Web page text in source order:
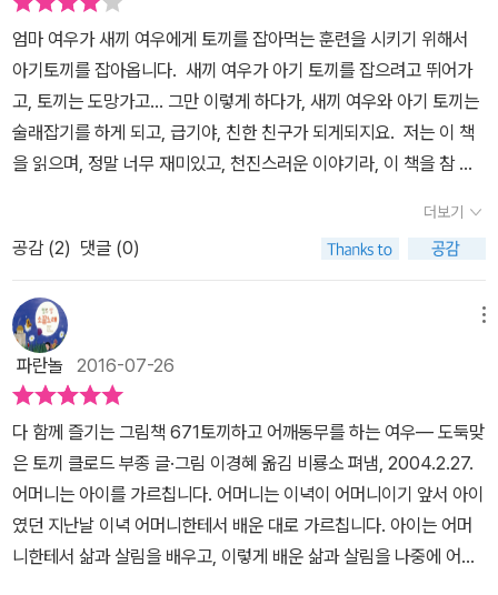
침 큰 어미 여우가 와서 훼방을 놓았어요. 그래서 아들 여우에게 내일
자노를 꼭 먹어야 한다고 했어요. 하지만 꼬마 여우가 자노를 먹어버
릴리 없죠. 그래서 엄마가 자는 동안 자노를 풀어 줬어요. 자노는 자신
의 뺨을 꼬집으며 중얼거렸어요.'이게 꿈이야? 생시야?' 자노는 그 길
로 당장 엄마에게 달려갔어요. 엄마는 두 팔을 활짝 벌려 자노를 꽉 껴
안으며 소리쳤지요. '이건 기적이야!' 그리고 그 둘은 너무 기뻤고 다
시 예전과 같은 날들이 흘러갔어요. 모든 토끼는 당근을 갉아 먹고, 새
는 날아 다니고, 다람쥐는 쪼르르 뛰어 다니고, 오리는 수다를 떨었지
나가 같이 뛰어 논데요~ 끝~저는 꼬마 여우가 자노를 풀어 준 것이
잘 되었다고 생각해요.
엄마 여우가 새끼 여우에게 토끼를 잡아먹는 훈련을 시키기 위해서
아기토끼를 잡아옵니다. 새끼 여우가 아기 토끼를 잡으려고 뛰어가
고, 토끼는 도망가고... 그만 이렇게 하다가, 새끼 여우와 아기 토끼는
술래잡기를 하게 되고, 급기야, 친한 친구가 되게되지요. 저는 이 책
을 읽으며, 정말 너무 재미있고, 천진스러운 이야기라, 이 책을 참 좋
가 될수있을것 같아요. 강추합니다. 3,4세용이지만, 18개월된 옌이
에게 베드타임북으로 읽어주어도 좋아요~^^
더보기
공감 (2) 댓글 (0)
파란놀 2016-07-26
다 함께 즐기는 그림책 671토끼하고 어깨동무를 하는 여우― 도둑맞
은 토끼 클로드 부종 글·그림 이경혜 옮김 비룡소 펴냄, 2004.2.27.
어머니는 아이를 가르칩니다. 어머니는 이녁이 어머니이기 앞서 아이
였던 지난날 이녁 어머니한테서 배운 대로 가르칩니다. 아이는 어머
니한테서 삶과 살림을 배우고, 이렇게 배운 삶과 살림을 나중에 어버